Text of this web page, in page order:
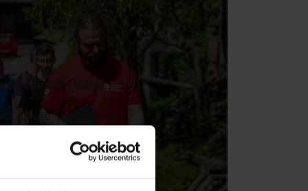
služby
denne 11:00 a 14:00.